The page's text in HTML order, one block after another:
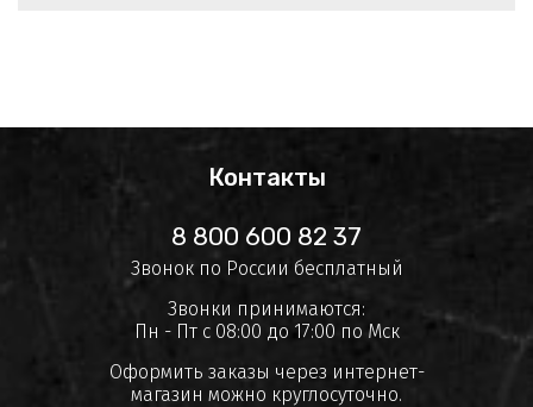
Контакты
8 800 600 82 37
Звонок по России бесплатный
Звонки принимаются:
Пн - Пт с 08:00 до 17:00 по Мск
Оформить заказы через интернет-
магазин можно круглосуточно.